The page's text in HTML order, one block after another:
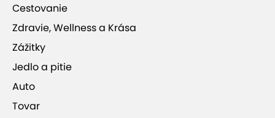
Cestovanie
Zdravie, Wellness a Krása
Zážitky
Jedlo a pitie
Auto
Tovar